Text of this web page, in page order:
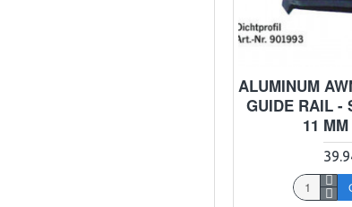
ALUMINUM
GUIDE RAIL -
11